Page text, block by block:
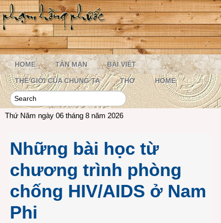
HOME TẢN MẠN BÀI VIẾT
THẾ GIỚI CỦA CHÚNG TA THƠ HOME
Thứ Năm ngày 06 tháng 8 năm 2026
Những bài học từ
chương trình phòng
chống HIV/AIDS ở Nam
Phi